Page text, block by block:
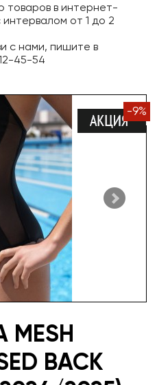
товаров в интернет-
от 1 до 2
с нами, пишите в
45-54
-9%
MESH
BACK